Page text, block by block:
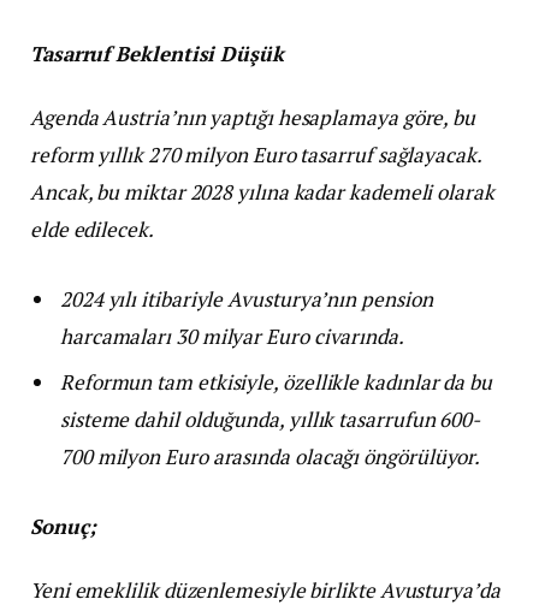
Tasarruf Beklentisi Düşük
Agenda Austria’nın yaptığı hesaplamaya göre, bu
reform yıllık 270 milyon Euro tasarruf sağlayacak.
Ancak, bu miktar 2028 yılına kadar kademeli olarak
elde edilecek.
2024 yılı itibariyle Avusturya’nın pension
harcamaları 30 milyar Euro civarında.
Reformun tam etkisiyle, özellikle kadınlar da bu
sisteme dahil olduğunda, yıllık tasarrufun 600-
700 milyon Euro arasında olacağı öngörülüyor.
Sonuç;
Yeni emeklilik düzenlemesiyle birlikte Avusturya’da